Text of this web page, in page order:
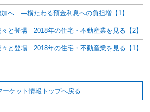
加へ ―横たわる預金利息への負担増【1】
と登場 2018年の住宅・不動産業を見る【2】
と登場 2018年の住宅・不動産業を見る【1】
ーケット情報トップへ戻る